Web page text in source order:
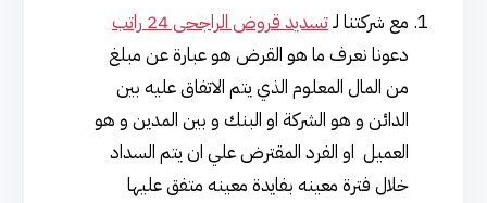
مع شركتنا لـتسديد قروض الراجحى 24 راتب
دعونا نعرف ما هو القرض هو عبارة عن مبلغ
من المال المعلوم الذي يتم الاتفاق عليه بين
الدائن و هو الشركة او البنك و بين المدين و هو
العميل او الفرد المقترض علي ان يتم السداد
خلال فترة معينه بفايدة معينه متفق عليها